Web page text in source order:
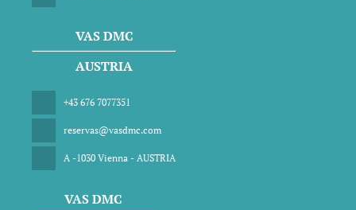
VAS DMC
AUSTRIA
+43 676 7077351
reservas@vasdmc.com
A -1030 Vienna - AUSTRIA
VAS DMC